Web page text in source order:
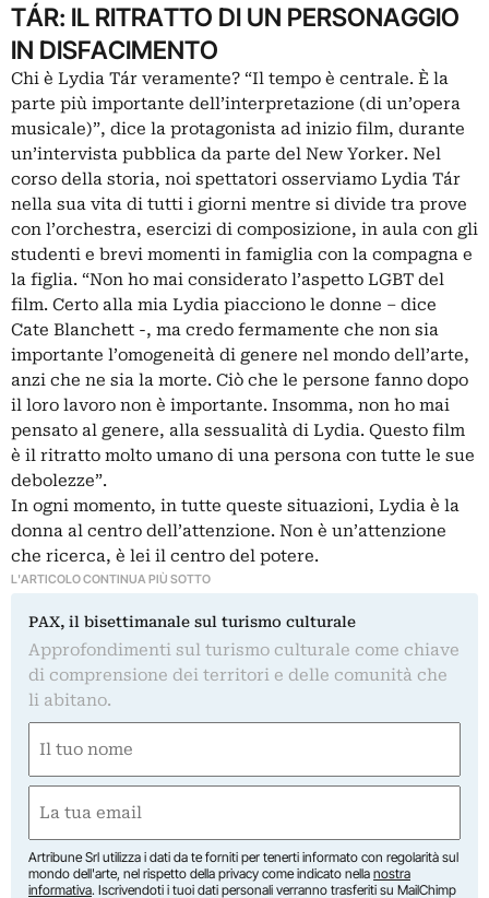
TÁR: IL RITRATTO DI UN PERSONAGGIO
IN DISFACIMENTO
Chi è Lydia Tár veramente? “Il tempo è centrale. È la
parte più importante dell’interpretazione (di un’opera
musicale)”, dice la protagonista ad inizio film, durante
un’intervista pubblica da parte del New Yorker. Nel
corso della storia, noi spettatori osserviamo Lydia Tár
nella sua vita di tutti i giorni mentre si divide tra prove
con l’orchestra, esercizi di composizione, in aula con gli
studenti e brevi momenti in famiglia con la compagna e
la figlia. “Non ho mai considerato l’aspetto LGBT del
film. Certo alla mia Lydia piacciono le donne – dice
Cate Blanchett -, ma credo fermamente che non sia
importante l’omogeneità di genere nel mondo dell’arte,
anzi che ne sia la morte. Ciò che le persone fanno dopo
il loro lavoro non è importante. Insomma, non ho mai
pensato al genere, alla sessualità di Lydia. Questo film
è il ritratto molto umano di una persona con tutte le sue
debolezze”.
In ogni momento, in tutte queste situazioni, Lydia è la
donna al centro dell’attenzione. Non è un’attenzione
che ricerca, è lei il centro del potere.
L'ARTICOLO CONTINUA PIÙ SOTTO
PAX, il bisettimanale sul turismo culturale
Approfondimenti sul turismo culturale come chiave
di comprensione dei territori e delle comunità che
li abitano.
(Required)
First
(Required)
Artribune Srl utilizza i dati da te forniti per tenerti informato con regolarità sul
mondo dell'arte, nel rispetto della privacy come indicato nella nostra
informativa. Iscrivendoti i tuoi dati personali verranno trasferiti su MailChimp